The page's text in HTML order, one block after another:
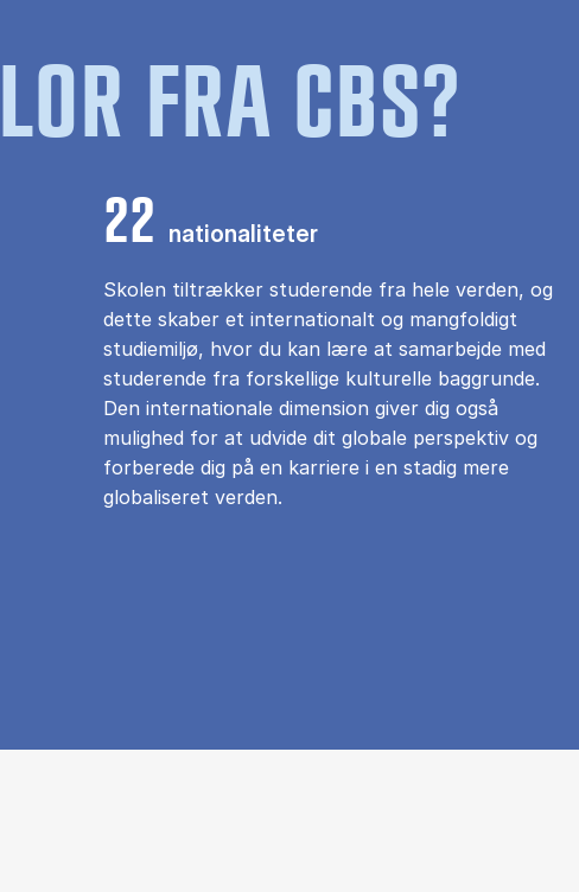
FRA CBS?
22 nationaliteter
Skolen tiltrækker studerende fra hele verden, og
dette skaber et internationalt og mangfoldigt
studiemiljø, hvor du kan lære at samarbejde med
studerende fra forskellige kulturelle baggrunde.
Den internationale dimension giver dig også
mulighed for at udvide dit globale perspektiv og
forberede dig på en karriere i en stadig mere
globaliseret verden.